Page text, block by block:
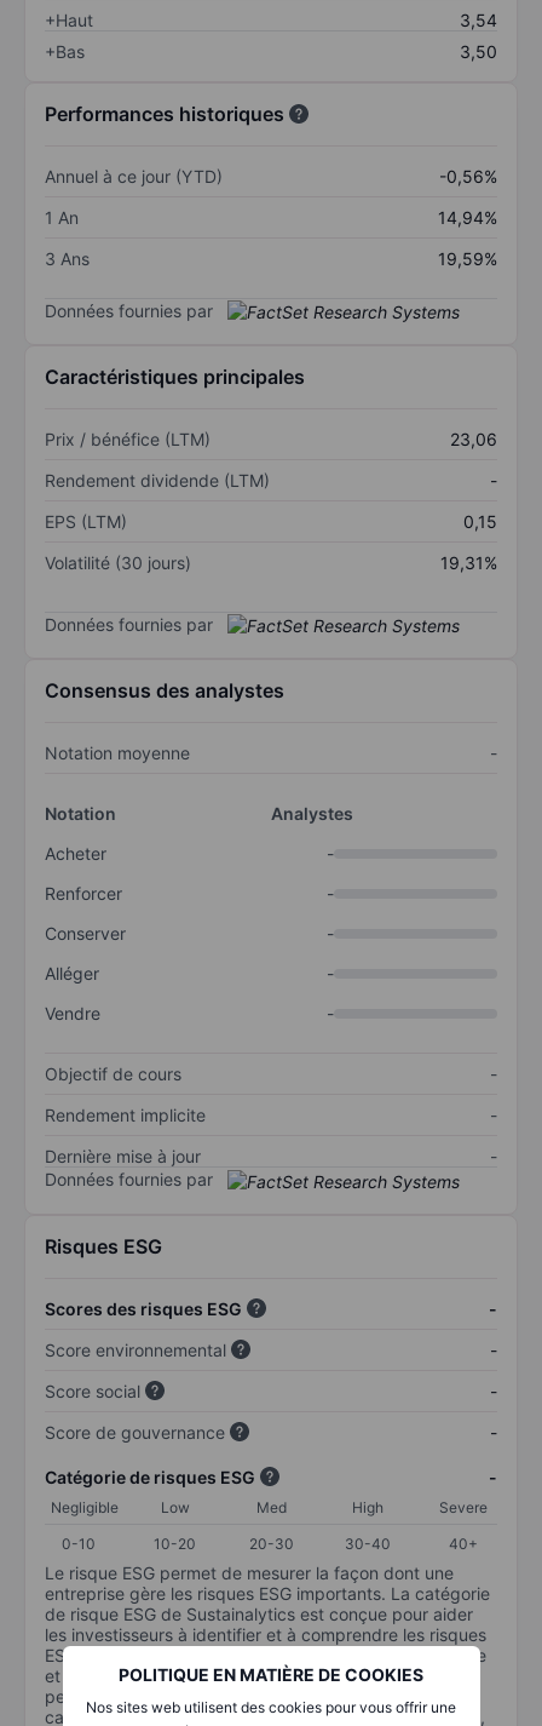
POLITIQUE EN MATIÈRE DE COOKIES
Nos sites web utilisent des cookies pour vous offrir une
+Haut
3,54
+Bas
3,50
Performances historiques
Annuel à ce jour (YTD)
-0,56%
1 An
14,94%
3 Ans
19,59%
Données fournies par
Caractéristiques principales
Prix / bénéfice (LTM)
23,06
Rendement dividende (LTM)
-
EPS (LTM)
0,15
Volatilité (30 jours)
19,31%
Données fournies par
Consensus des analystes
Notation moyenne -
Notation
Analystes
Acheter
-
Renforcer
-
Conserver
-
Alléger
-
Vendre
-
Objectif de cours
-
Rendement implicite
-
Dernière mise à jour
-
Données fournies par
Risques ESG
Scores des risques ESG
-
Score environnemental
-
Score social
-
Score de gouvernance
-
Catégorie de risques ESG -
Negligible Low Med High
Severe
0-10
10-20 20-30 30-40 40+
Le risque ESG permet de mesurer la façon dont une
entreprise gère les risques ESG importants. La catégorie
de risque ESG de Sustainalytics est conçue pour aider
les investisseurs à identifier et à comprendre les risques
ESG financièrement importants au niveau de l’entreprise
et la manière dont ils sont susceptibles d’affecter les
performances à long terme des investissements en
capital. L’échelle va de 0 à 100. Plus le risque est faible,